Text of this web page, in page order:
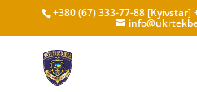
+380 (67) 333-77-88 [Kyivstar]